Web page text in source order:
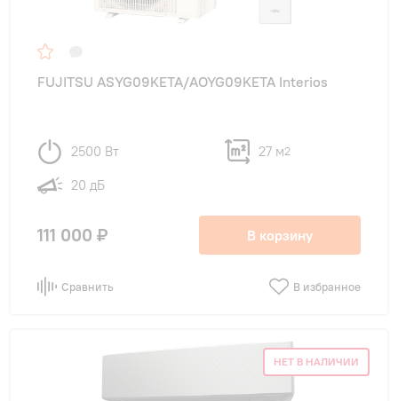
FUJITSU ASYG09KETA/AOYG09KETA Interios
2500 Вт 27 м2
20 дБ
111 000 ₽ В корзину
Сравнить В избранное
НЕТ В НАЛИЧИИ